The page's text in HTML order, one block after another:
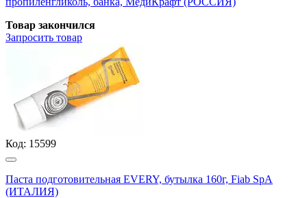
Товар закончился
Запросить товар
Код: 15599
Паста подготовительная EVERY, бутылка 160г, Fiab SpA
(ИТАЛИЯ)